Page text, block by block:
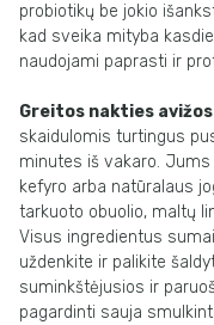
probiotikų be jokio
kad sveika mityba
naudojami paprasti ir
Greitos nakties
skaidulomis turtingus
minutes iš vakaro.
kefyro arba natūralaus
tarkuoto obuolio, maltų
Visus ingredientus
uždenkite ir palikite
suminkštėjusios ir
pagardinti sauja